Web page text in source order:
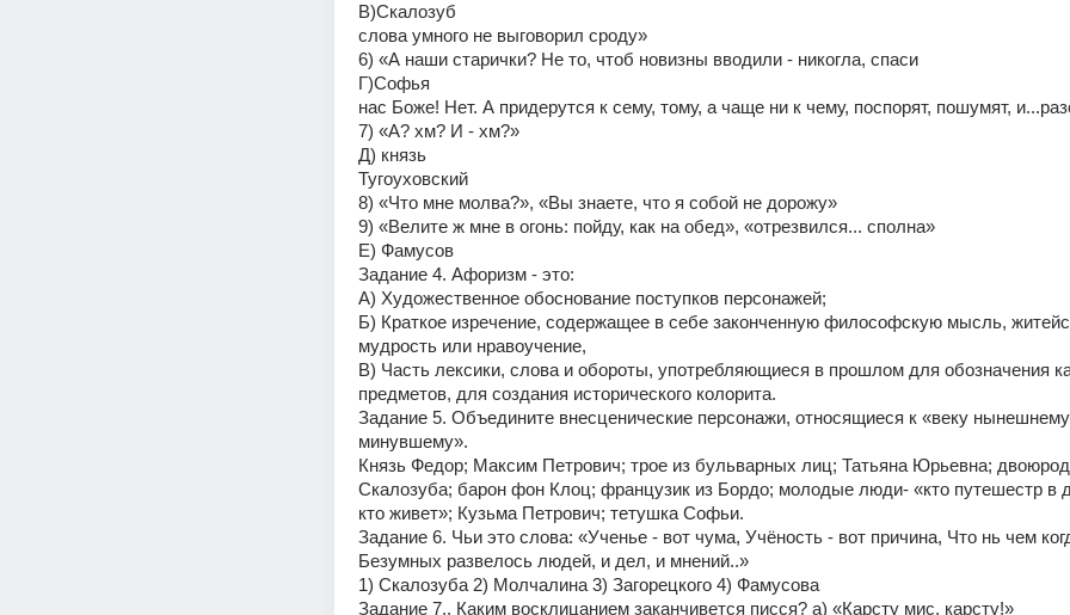
В)Скалозуб
слова умного не выговорил сроду»
6) «А наши старички? Не то, чтоб новизны вводили - никогла, спаси
Г)Софья
нас Боже! Нет. А придерутся к сему, тому, а чаще ни к чему, поспорят, пошумят,
7) «А? хм? И - хм?»
Д) князь
Тугоуховский
8) «Что мне молва?», «Вы знаете, что я собой не дорожу»
9) «Велите ж мне в огонь: пойду, как на обед», «отрезвился... сполна»
Е) Фамусов
Задание 4. Афоризм - это:
А) Художественное обоснование поступков персонажей;
Б) Краткое изречение, содержащее в себе законченную философскую мысль,
мудрость или нравоучение,
В) Часть лексики, слова и обороты, употребляющиеся в прошлом для обозначения
предметов, для создания исторического колорита.
Задание 5. Объедините внесценические персонажи, относящиеся к «веку
минувшему».
Князь Федор; Максим Петрович; трое из бульварных лиц; Татьяна Юрьевна;
Скалозуба; барон фон Клоц; французик из Бордо; молодые люди- «кто путешестр в
кто живет»; Кузьма Петрович; тетушка Софьи.
Задание 6. Чьи это слова: «Ученье - вот чума, Учёность - вот причина, Что нь чем
Безумных развелось людей, и дел, и мнений..»
1) Скалозуба 2) Молчалина 3) Загорецкого 4) Фамусова
Задание 7.. Каким восклицанием заканчивется писся? а) «Карсту мис, карсту!»